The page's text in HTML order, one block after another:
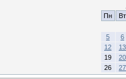
Пн
Вт
5
6
12
13
19
20
26
27